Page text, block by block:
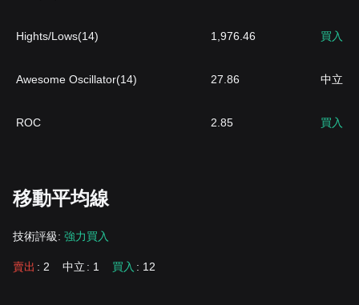
Hights/Lows(14) 1,976.46 買入
Awesome Oscillator(14) 27.86 中立
ROC 2.85 買入
移動平均線
技術評級: 強力買入
賣出 : 2 中立 : 1 買入 : 12